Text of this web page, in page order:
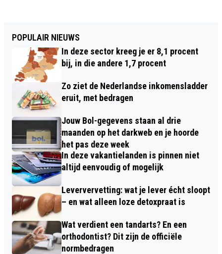
POPULAIR NIEUWS
In deze sector kreeg je er 8,1 procent
bij, in die andere 1,7 procent
Zo ziet de Nederlandse inkomensladder
eruit, met bedragen
Jouw Bol-gegevens staan al drie
maanden op het darkweb en je hoorde
het pas deze week
In deze vakantielanden is pinnen niet
altijd eenvoudig of mogelijk
Leververvetting: wat je lever écht sloopt
– en wat alleen loze detoxpraat is
Wat verdient een tandarts? En een
orthodontist? Dit zijn de officiële
normbedragen